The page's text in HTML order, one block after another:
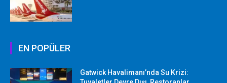
EN POPÜLER
Gatwick Havalimanı’nda Su Krizi: